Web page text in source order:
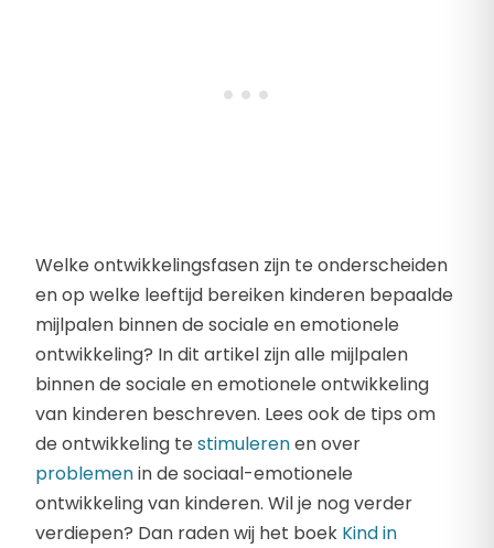
Welke ontwikkelingsfasen zijn te onderscheiden
en op welke leeftijd bereiken kinderen bepaalde
mijlpalen binnen de sociale en emotionele
ontwikkeling? In dit artikel zijn alle mijlpalen
binnen de sociale en emotionele ontwikkeling
van kinderen beschreven. Lees ook de tips om
de ontwikkeling te stimulerenen over
problemenin de sociaal-emotionele
ontwikkeling van kinderen. Wil je nog verder
verdiepen? Dan raden wij het boek Kind in